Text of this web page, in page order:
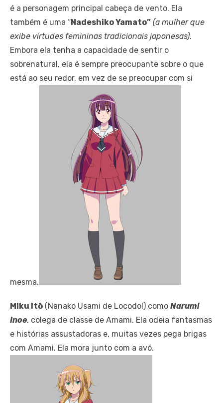
é a personagem principal cabeça de vento. Ela
também é uma “Nadeshiko Yamato” (a mulher que
exibe virtudes femininas tradicionais japonesas).
Embora ela tenha a capacidade de sentir o
sobrenatural, ela é sempre preocupante sobre o que
está ao seu redor, em vez de se preocupar com si
mesma.
Miku Itō (Nanako Usami de Locodol) como Narumi
Inoe, colega de classe de Amami. Ela odeia fantasmas
e histórias assustadoras e, muitas vezes pega brigas
com Amami. Ela mora junto com a avó.